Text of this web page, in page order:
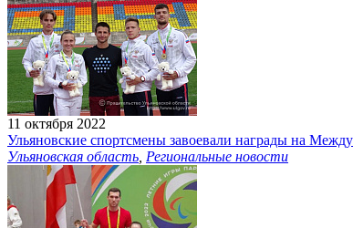
11 октября 2022
Ульяновские спортсмены завоевали награды на
Ульяновская область Региональные новости